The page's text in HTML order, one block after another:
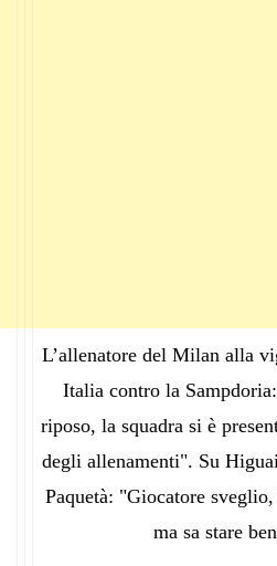
L’allenatore del Milan alla
Italia contro la
riposo, la squadra si è
degli allenamenti". Su
Paquetà: "Giocatore
ma sa stare